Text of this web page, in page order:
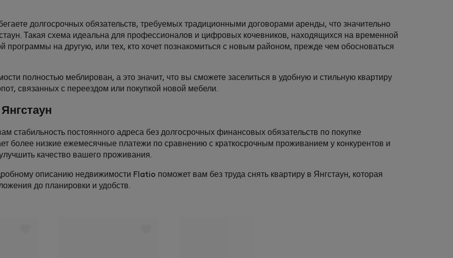
долгосрочных обязательств, требуемых традиционными договорами аренды, что значительно
Такая схема идеальна для профессионалов и цифровых кочевников, находящихся на временной
программы на другую, или тех, кто хочет познакомиться с новым районом, прежде чем обосноваться
полностью меблирован, а это значит, что вы сможете заселиться в удобную и стильную квартиру
связанных с переездом или покупкой новой мебели.
стабильность постоянного адреса без долгосрочных финансовых обязательств по покупке
более низкие ежемесячные платежи по сравнению с краткосрочным проживанием у конкурентов и
качество вашего проживания.
описанию недвижимости Flatio поможет вам без труда снять квартиру в Янгстаун, которая
до планировки и удобств.